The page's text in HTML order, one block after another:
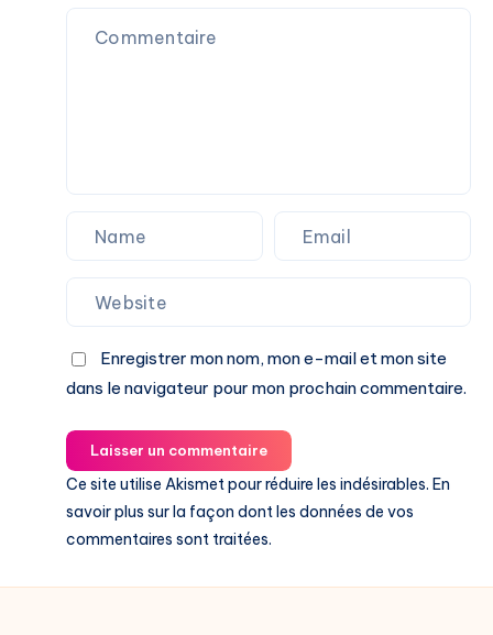
Enregistrer mon nom, mon e-mail et mon site
dans le navigateur pour mon prochain commentaire.
Laisser un commentaire
Ce site utilise Akismet pour réduire les indésirables. En
savoir plus sur la façon dont les données de vos
commentaires sont traitées.